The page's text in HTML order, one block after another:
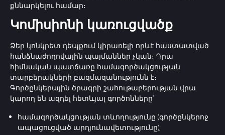
քննարկելու համար։
Կոմիսիոնի կառուցվածք
Ձեր կոնկրետ դեպքում կիրառելի որևէ հաստատված
հանձնաժողովային պայմաններ չկան։ Դրա
հիմնական պատճառը համագործակցության
տարբերակների բազմազանությունն է։
Գործընկերային ծրագրի շահութաբերության վրա
կարող են ազդել հետևյալ գործոնները՝
համագործակցության տևողությունը (գործընկերոջ
ապացուցված արդյունավետությունը);